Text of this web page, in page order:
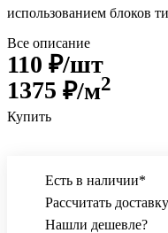
использованием блоков
дополнительной отделки
отличается
Все описание
110 ₽/шт
1375 ₽/м2
Купить
Есть в наличии*
Рассчитать доставку
Нашли дешевле?